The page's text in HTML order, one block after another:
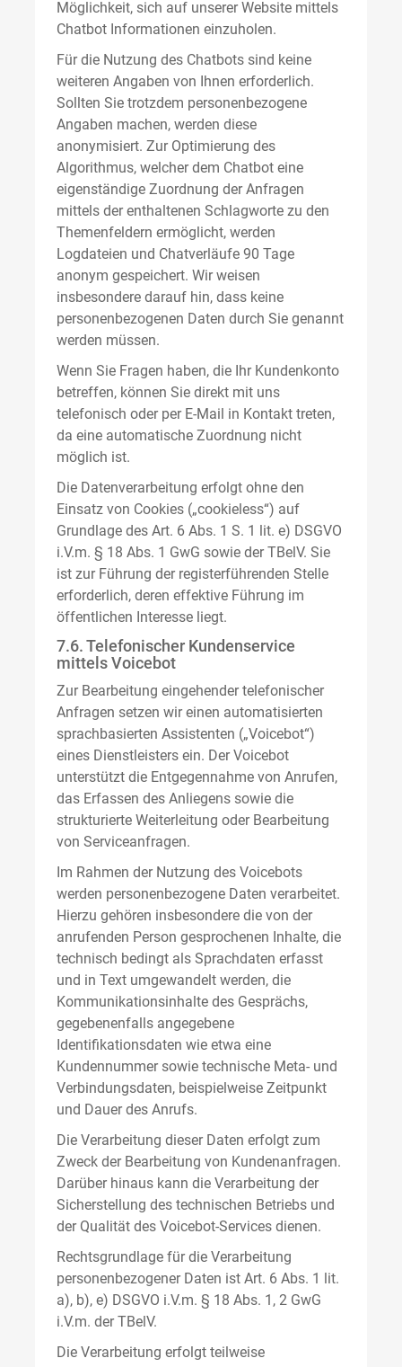
Möglichkeit, sich auf unserer Website mittels
Chatbot Informationen einzuholen.
Für die Nutzung des Chatbots sind keine
weiteren Angaben von Ihnen erforderlich.
Sollten Sie trotzdem personenbezogene
Angaben machen, werden diese
anonymisiert. Zur Optimierung des
Algorithmus, welcher dem Chatbot eine
eigenständige Zuordnung der Anfragen
mittels der enthaltenen Schlagworte zu den
Themenfeldern ermöglicht, werden
Logdateien und Chatverläufe 90 Tage
anonym gespeichert. Wir weisen
insbesondere darauf hin, dass keine
personenbezogenen Daten durch Sie genannt
werden müssen.
Wenn Sie Fragen haben, die Ihr Kundenkonto
betreffen, können Sie direkt mit uns
telefonisch oder per E-Mail in Kontakt treten,
da eine automatische Zuordnung nicht
möglich ist.
Die Datenverarbeitung erfolgt ohne den
Einsatz von Cookies („cookieless“) auf
Grundlage des Art. 6 Abs. 1 S. 1 lit. e) DSGVO
i.V.m. § 18 Abs. 1 GwG sowie der TBelV. Sie
ist zur Führung der registerführenden Stelle
erforderlich, deren effektive Führung im
öffentlichen Interesse liegt.
7.6. Telefonischer Kundenservice
mittels Voicebot
Zur Bearbeitung eingehender telefonischer
Anfragen setzen wir einen automatisierten
sprachbasierten Assistenten („Voicebot“)
eines Dienstleisters ein. Der Voicebot
unterstützt die Entgegennahme von Anrufen,
das Erfassen des Anliegens sowie die
strukturierte Weiterleitung oder Bearbeitung
von Serviceanfragen.
Im Rahmen der Nutzung des Voicebots
werden personenbezogene Daten verarbeitet.
Hierzu gehören insbesondere die von der
anrufenden Person gesprochenen Inhalte, die
technisch bedingt als Sprachdaten erfasst
und in Text umgewandelt werden, die
Kommunikationsinhalte des Gesprächs,
gegebenenfalls angegebene
Identifikationsdaten wie etwa eine
Kundennummer sowie technische Meta- und
Verbindungsdaten, beispielweise Zeitpunkt
und Dauer des Anrufs.
Die Verarbeitung dieser Daten erfolgt zum
Zweck der Bearbeitung von Kundenanfragen.
Darüber hinaus kann die Verarbeitung der
Sicherstellung des technischen Betriebs und
der Qualität des Voicebot-Services dienen.
Rechtsgrundlage für die Verarbeitung
personenbezogener Daten ist Art. 6 Abs. 1 lit.
a), b), e) DSGVO i.V.m. § 18 Abs. 1, 2 GwG
i.V.m. der TBelV.
Die Verarbeitung erfolgt teilweise